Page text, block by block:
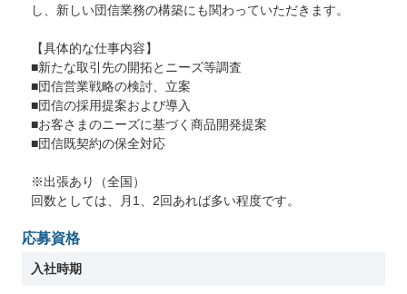
し、新しい団信業務の構築にも関わっていただきます。
【具体的な仕事内容】
■新たな取引先の開拓とニーズ等調査
■団信営業戦略の検討、立案
■団信の採用提案および導入
■お客さまのニーズに基づく商品開発提案
■団信既契約の保全対応
※出張あり（全国）
回数としては、月1、2回あれば多い程度です。
応募資格
入社時期